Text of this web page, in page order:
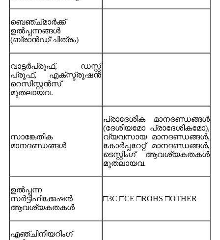
ബെഞ്ച്മാർക്ക്
ഉൽപ്പന്നങ്ങൾ
(ബ്രാൻഡ്/ചിത്രം)
വാട്ടർപ്രൂഫ്, ഡസ്റ്റ്
പ്രൂഫ്, എക്സ്ട്രൂഷൻ
റെസിസ്റ്റൻസ്
മുതലായവ.
സാങ്കേതിക
മാനദണ്ഡങ്ങൾ
പ്രാദേശിക മാനദണ്ഡങ്ങൾ
(ദേശീയമോ പ്രാദേശികമോ),
വ്യവസായ മാനദണ്ഡങ്ങൾ,
കോർപ്പറേറ്റ് മാനദണ്ഡങ്ങൾ,
ടെസ്റ്റിംഗ് ആവശ്യകതകൾ
മുതലായവ.
ഉൽപ്പന്ന
സർട്ടിഫിക്കേഷൻ
ആവശ്യകതകൾ
□3C □CE □ROHS □OTHER
എഞ്ചിനീയറിംഗ്